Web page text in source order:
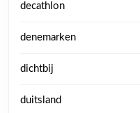
decathlon
denemarken
dichtbij
duitsland